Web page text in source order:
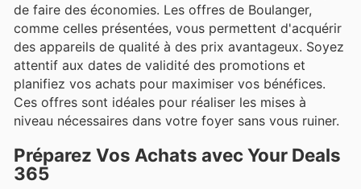
de faire des économies. Les offres de Boulanger,
comme celles présentées, vous permettent d'acquérir
des appareils de qualité à des prix avantageux. Soyez
attentif aux dates de validité des promotions et
planifiez vos achats pour maximiser vos bénéfices.
Ces offres sont idéales pour réaliser les mises à
niveau nécessaires dans votre foyer sans vous ruiner.
Préparez Vos Achats avec Your Deals
365